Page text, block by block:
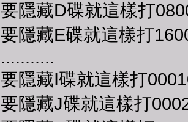
要隱藏D碟就這樣打
要隱藏E碟就這樣打
...........
要隱藏I碟就這樣打
要隱藏J碟就這樣打